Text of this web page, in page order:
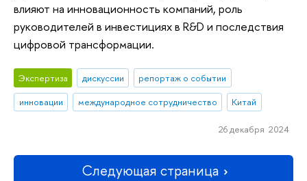
влияют на инновационность компаний, роль
руководителей в инвестициях в R&D и последствия
цифровой трансформации.
Экспертиза дискуссии
репортаж о событии
инновации
международное сотрудничество Китай
26 декабря 2024
Следующая страница